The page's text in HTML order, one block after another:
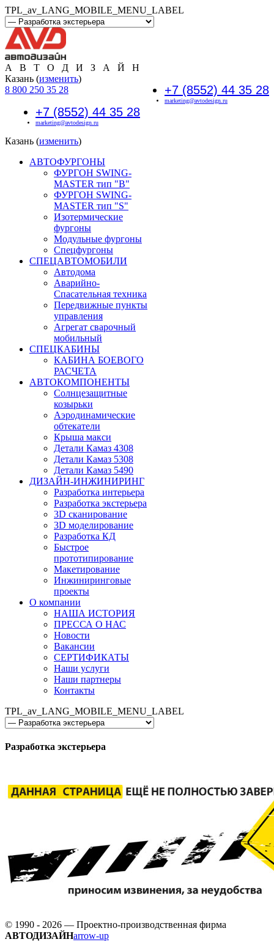
TPL_av_LANG_MOBILE_MENU_LABEL
А В Т О Д И З А Й Н
+7 (8552) 44 35 28
marketing@avtodesign.ru
Казань (изменить)
8 800 250 35 28
+7 (8552) 44 35 28
marketing@avtodesign.ru
Казань (изменить)
АВТОФУРГОНЫ
ФУРГОН SWING-
MASTER тип "B"
ФУРГОН SWING-
MASTER тип "S"
Изотермические
фургоны
Модульные фургоны
Спецфургоны
СПЕЦАВТОМОБИЛИ
Автодома
Аварийно-
Спасательная техника
Передвижные пункты
управления
Агрегат сварочный
мобильный
СПЕЦКАБИНЫ
КАБИНА БОЕВОГО
РАСЧЕТА
АВТОКОМПОНЕНТЫ
Солнцезащитные
козырьки
Аэродинамические
обтекатели
Крыша макси
Детали Камаз 4308
Детали Камаз 5308
Детали Камаз 5490
ДИЗАЙН-ИНЖИНИРИНГ
Разработка интерьера
Разработка экстерьера
3D сканирование
3D моделирование
Разработка КД
Быстрое
прототипирование
Макетирование
Инжиниринговые
проекты
О компании
НАША ИСТОРИЯ
ПРЕССА О НАС
Новости
Вакансии
СЕРТИФИКАТЫ
Наши услуги
Наши партнеры
Контакты
TPL_av_LANG_MOBILE_MENU_LABEL
Разработка экстерьера
© 1990 - 2026 — Проектно-производственная фирма
АВТОДИЗАЙНarrow-up